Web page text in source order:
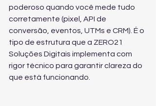
poderoso quando você mede tudo
corretamente (pixel, API de
conversão, eventos, UTMs e CRM). É o
tipo de estrutura que a ZERO21
Soluções Digitais implementa com
rigor técnico para garantir clareza do
que está funcionando.